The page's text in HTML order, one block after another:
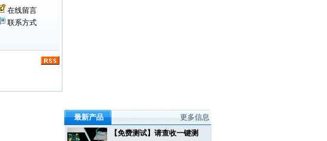
在线留言
联系方式
最新产品
更多信息
【免费测试】请查收一键测